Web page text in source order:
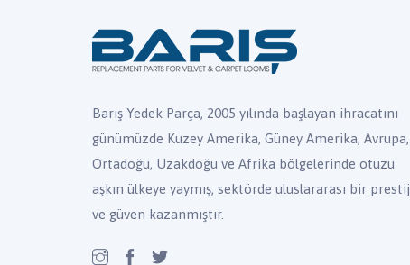
Barış Yedek Parça, 2005 yılında başlayan ihracatını
günümüzde Kuzey Amerika, Güney Amerika, Avrupa,
Ortadoğu, Uzakdoğu ve Afrika bölgelerinde otuzu
aşkın ülkeye yaymış, sektörde uluslararası bir prestij
ve güven kazanmıştır.